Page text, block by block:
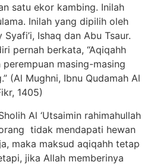
satu ekor kambing. Inilah
Inilah yang dipilih oleh
Syafi’i, Ishaq dan Abu Tsaur.
pernah berkata, “Aqiqahh
masing-masing
(Al Mughni, Ibnu Qudamah Al
1405)
Al ‘Utsaimin rahimahullah
tidak mendapati hewan
maka maksud aqiqahh tetap
jika Allah memberinya